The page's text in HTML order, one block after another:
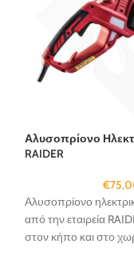
Αλυσοπρίονο
RAIDER
€
Αλυσοπρίονο
από την εταιρεία
στον κήπο και στο